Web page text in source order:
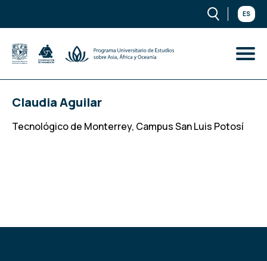
ES
Claudia Aguilar
Tecnológico de Monterrey, Campus San Luis Potosí